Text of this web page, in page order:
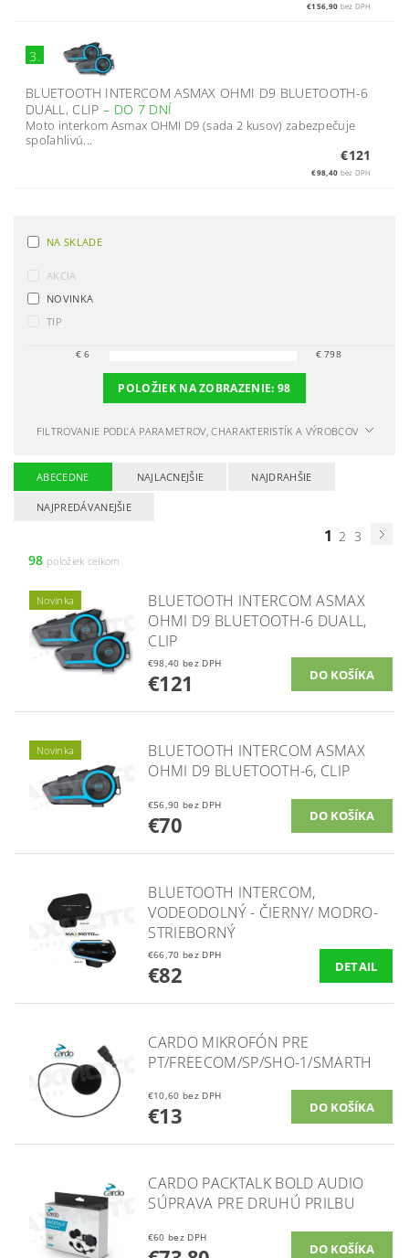
€156,90 bez DPH
3.
BLUETOOTH INTERCOM ASMAX OHMI D9 BLUETOOTH-6
DUALL, CLIP – DO 7 DNÍ
Moto interkom Asmax OHMI D9 (sada 2 kusov) zabezpečuje
spoľahlivú...
€121
€98,40 bez DPH
NA SKLADE
AKCIA
NOVINKA
TIP
€6 €798
POLOŽIEK NA ZOBRAZENIE:98
FILTROVANIE PODĽA PARAMETROV, CHARAKTERISTÍK A VÝROBCOV
ABECEDNE NAJLACNEJŠIE NAJDRAHŠIE
NAJPREDÁVANEJŠIE
1 2 3
98 položiek celkom
Novinka
BLUETOOTH INTERCOM ASMAX
OHMI D9 BLUETOOTH-6 DUALL,
CLIP
€98,40 bez DPH
€121
Novinka
BLUETOOTH INTERCOM ASMAX
OHMI D9 BLUETOOTH-6, CLIP
€56,90 bez DPH
€70
BLUETOOTH INTERCOM,
VODEODOLNÝ - ČIERNY/ MODRO-
STRIEBORNÝ
€66,70 bez DPH
€82 DETAIL
CARDO MIKROFÓN PRE
PT/FREECOM/SP/SHO-1/SMARTH
€10,60 bez DPH
€13
CARDO PACKTALK BOLD AUDIO
SÚPRAVA PRE DRUHÚ PRILBU
€60 bez DPH